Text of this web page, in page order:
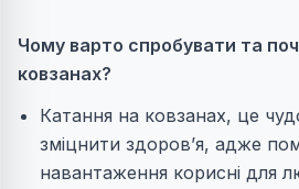
Чому варто спробувати та
ковзанах?
Катання на ковзанах, це
зміцнити здоров’я, адже
навантаження корисні для